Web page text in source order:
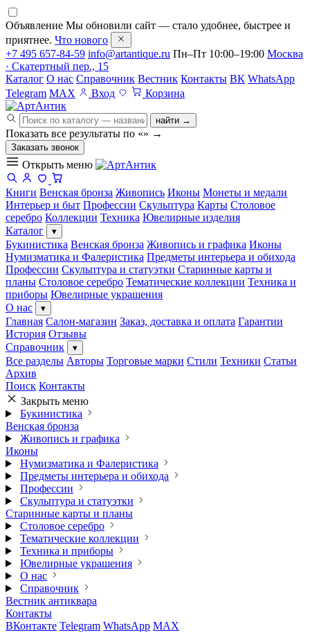
Объявление Мы обновили сайт — стало удобнее, быстрее и
приятнее. Что нового
+7 495 657-84-59 info@artantique.ru Пн–Пт 10:00–19:00 Москва
· Скатертный пер., 15
Каталог О нас Справочник Вестник Контакты ВК WhatsApp
Telegram MAX Вход Корзина
найти →
Показать все результаты по «» →
Заказать звонок
Открыть меню
Книги Венская бронза Живопись Иконы Монеты и медали
Интерьер и быт Профессии Скульптура Карты Столовое
серебро Коллекции Техника Ювелирные изделия
Каталог
▾
Букинистика Венская бронза Живопись и графика Иконы
Нумизматика и Фалеристика Предметы интерьера и обихода
Профессии Скульптура и статуэтки Старинные карты и
планы Столовое серебро Тематические коллекции Техника и
приборы Ювелирные украшения
О нас
▾
Главная Салон-магазин Заказ, доставка и оплата Гарантии
История Отзывы
Справочник
▾
Все разделы Авторы Торговые марки Стили Техники Статьи
Архив
Поиск Контакты
Закрыть меню
Букинистика
Венская бронза
Живопись и графика
Иконы
Нумизматика и Фалеристика
Предметы интерьера и обихода
Профессии
Скульптура и статуэтки
Старинные карты и планы
Столовое серебро
Тематические коллекции
Техника и приборы
Ювелирные украшения
О нас
Справочник
Вестник антиквара
Контакты
ВКонтакте Telegram WhatsApp MAX